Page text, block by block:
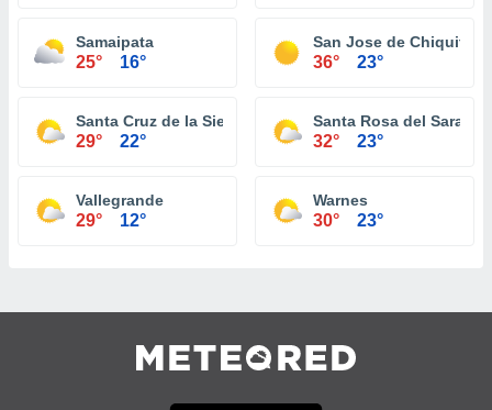
Samaipata
25° 16°
San Jose de Chiquitos
36° 23°
Santa Cruz de la Sierra
29° 22°
Santa Rosa del Sara
32° 23°
Vallegrande
29° 12°
Warnes
30° 23°